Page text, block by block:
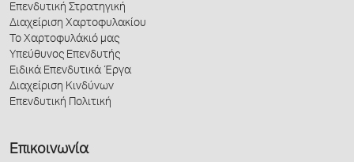
Επενδυτική Στρατηγική
Διαχείριση Χαρτοφυλακίου
Το Χαρτοφυλάκιό μας
Υπεύθυνος Επενδυτής
Ειδικά Επενδυτικά Έργα
Διαχείριση Κινδύνων
Επενδυτική Πολιτική
Επικοινωνία